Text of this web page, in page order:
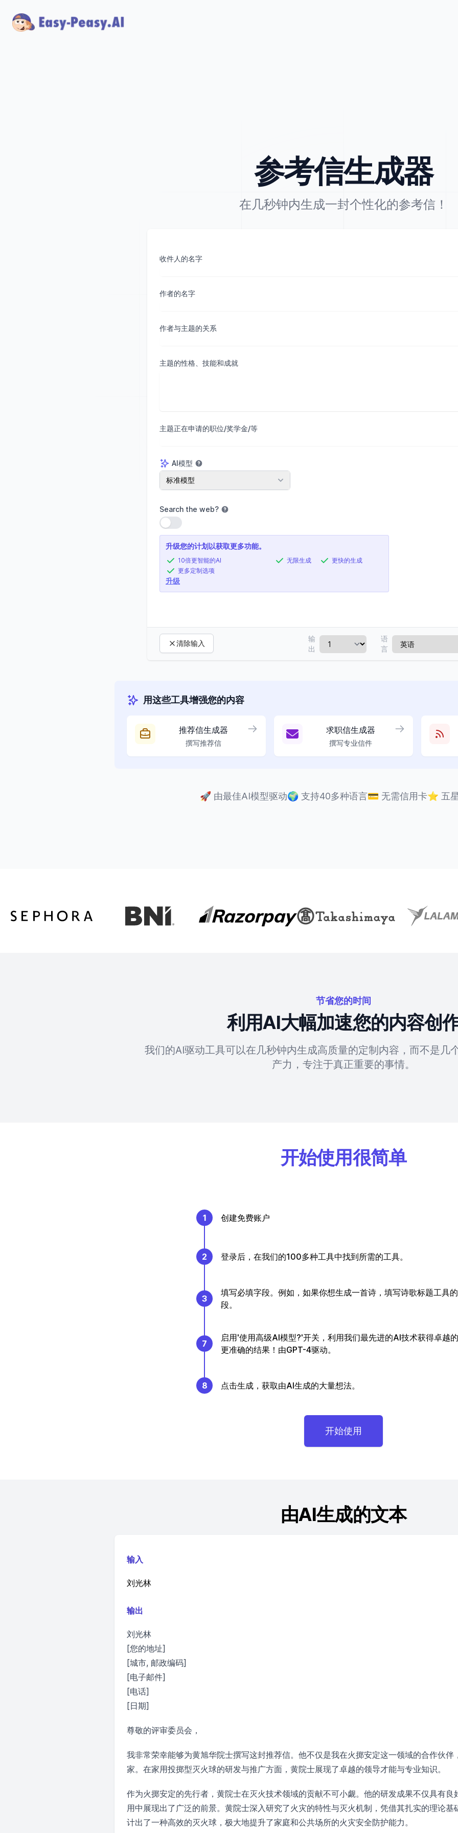
参考信生成器
在几秒钟内生成一封个性化的参考信！
收件人的名字
作者的名字
作者与主题的关系
主题的性格、技能和成就
主题正在申请的职位/奖学金/等
AI模型
AI模型
标准模型
Search the web?
使用设置
升级您的计划以获取更多功能。
10倍更智能的AI
更多定制选项
无限生成 更快的生成
升级
清除输入
输
出
语
言
用这些工具增强您的内容
推荐信生成器
撰写推荐信
求职信生成器
撰写专业信件
🚀 由最佳AI模型驱动🌍 支持40多种语言💳 无需信用卡⭐ 五
节省您的时间
利用AI大幅加速您的内容创
我们的AI驱动工具可以在几秒钟内生成高质量的定制内容，而不是几
产力，专注于真正重要的事情。
开始使用很简单
1 创建免费账户
2 登录后，在我们的100多种工具中找到所需的工具。
3
填写必填字段。例如，如果你想生成一首诗，填写诗歌标题工具
段。
7
启用'使用高级AI模型?'开关，利用我们最先进的AI技术获得卓越
更准确的结果！由GPT-4驱动。
8 点击生成，获取由AI生成的大量想法。
开始使用
由AI生成的文本
输入
刘光林
输出
刘光林
[您的地址]
[城市, 邮政编码]
[电子邮件]
[电话]
[日期]
尊敬的评审委员会，
我非常荣幸能够为黄旭华院士撰写这封推荐信。他不仅是我在火掷安定这一领域的合作伙伴
家。在家用投掷型灭火球的研发与推广方面，黄院士展现了卓越的领导才能与专业知识。
作为火掷安定的先行者，黄院士在灭火技术领域的贡献不可小觑。他的研发成果不仅具有
用中展现出了广泛的前景。黄院士深入研究了火灾的特性与灭火机制，凭借其扎实的理论
计出了一种高效的灭火球，极大地提升了家庭和公共场所的火灾安全防护能力。